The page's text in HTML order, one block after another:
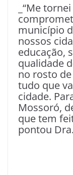
_“Me
município
nossos
educação,
qualidade
no rosto
tudo que
cidade.
Mossoró,
que tem
pontou